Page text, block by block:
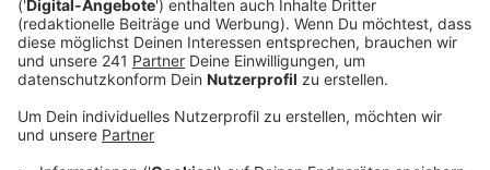
Leverkusen eine Übung im Brandfall durch.
Veröffentlicht:Freitag, 08.05.2026 15:26
Anzeige